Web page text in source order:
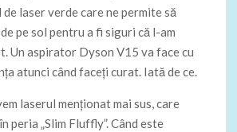
laser verde care ne permite să
pe sol pentru a fi siguri că l-am
Un aspirator Dyson V15 va face cu
atunci când faceți curat. Iată de ce.
laserul menționat mai sus, care
peria „Slim Fluffly”. Când este